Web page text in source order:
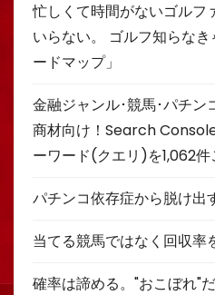
忙しくて時間がないゴルフ
いらない。 ゴルフ知らな
ードマップ」
金融ジャンル･競馬･パチン
商材向け！Search
ーワード(クエリ)を1,062件
パチンコ依存症から脱け出
当てる競馬ではなく回収率
確率は諦める。"おこぼれ"